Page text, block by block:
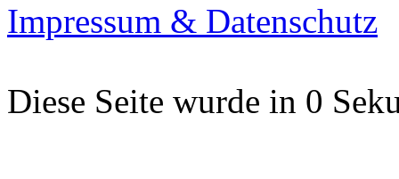
Impressum & Datenschutz
Diese Seite wurde in 0